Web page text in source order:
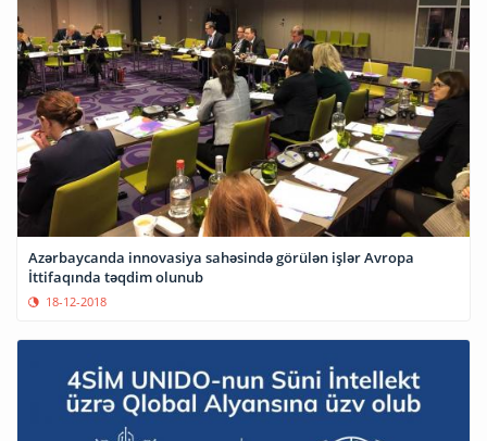
Azərbaycanda innovasiya sahəsində görülən işlər Avropa
İttifaqında təqdim olunub
18-12-2018